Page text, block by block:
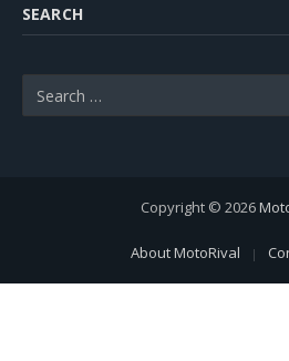
SEARCH
Copyright © 2026
About MotoRival